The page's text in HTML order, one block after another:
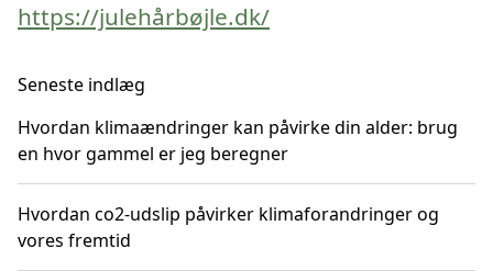
https://julehårbøjle.dk/
Seneste indlæg
Hvordan klimaændringer kan påvirke din alder: brug
en hvor gammel er jeg beregner
Hvordan co2-udslip påvirker klimaforandringer og
vores fremtid